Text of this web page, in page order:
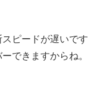
ピードが遅いです
できますからね。